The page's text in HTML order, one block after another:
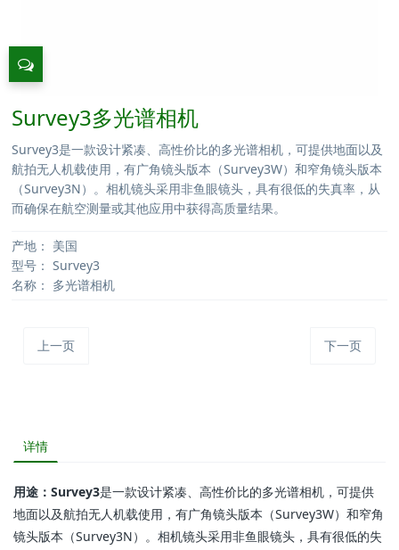
Survey3多光谱相机
Survey3是一款设计紧凑、高性价比的多光谱相机，可提供地面以及
航拍无人机载使用，有广角镜头版本（Survey3W）和窄角镜头版本
（Survey3N）。相机镜头采用非鱼眼镜头，具有很低的失真率，从
而确保在航空测量或其他应用中获得高质量结果。
产地： 美国
型号： Survey3
名称： 多光谱相机
上一页 下一页
详情
用途：Survey3是一款设计紧凑、高性价比的多光谱相机，可提供
地面以及航拍无人机载使用，有广角镜头版本（Survey3W）和窄角
镜头版本（Survey3N）。相机镜头采用非鱼眼镜头，具有很低的失